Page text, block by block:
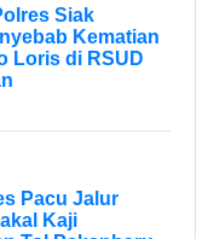
Siak
Kematian
Loris di RSUD
Pacu Jalur
Kaji